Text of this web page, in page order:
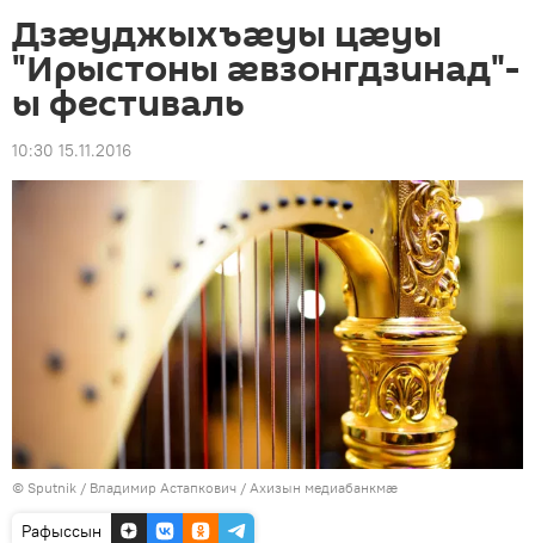
Дзæуджыхъæуы цæуы
"Ирыстоны æвзонгдзинад"-
ы фестиваль
10:30 15.11.2016
© Sputnik / Владимир Астапкович / Ахизын медиабанкмæ
Рафыссын